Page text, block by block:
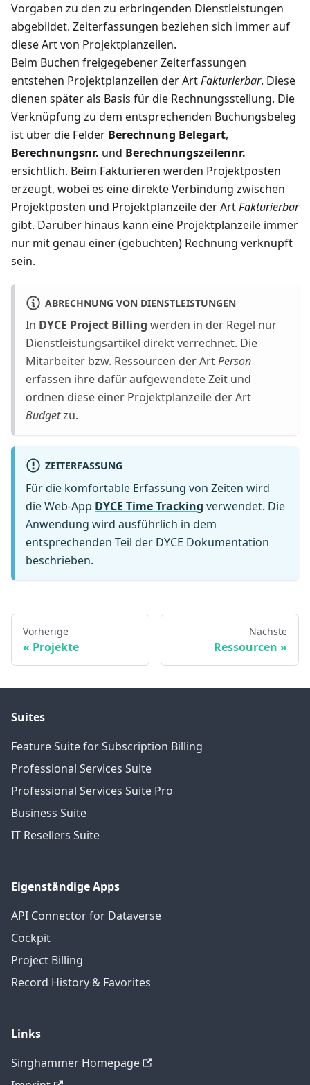
Vorgaben zu den zu erbringenden Dienstleistungen
abgebildet. Zeiterfassungen beziehen sich immer auf
diese Art von Projektplanzeilen.
Beim Buchen freigegebener Zeiterfassungen
entstehen Projektplanzeilen der ArtFakturierbar. Diese
dienen später als Basis für die Rechnungsstellung. Die
Verknüpfung zu dem entsprechenden Buchungsbeleg
ist über die Felder Berechnung Belegart,
Berechnungsnr. und Berechnungszeilennr.
ersichtlich. Beim Fakturieren werden Projektposten
erzeugt, wobei es eine direkte Verbindung zwischen
Projektposten und Projektplanzeile der ArtFakturierbar
gibt. Darüber hinaus kann eine Projektplanzeile immer
nur mit genau einer (gebuchten) Rechnung verknüpft
sein.
ABRECHNUNG VON DIENSTLEISTUNGEN
In DYCE Project Billing werden in der Regel nur
Dienstleistungsartikel direkt verrechnet. Die
Mitarbeiter bzw. Ressourcen der ArtPerson
erfassen ihre dafür aufgewendete Zeit und
ordnen diese einer Projektplanzeile der Art
Budgetzu.
ZEITERFASSUNG
Für die komfortable Erfassung von Zeiten wird
die Web-App DYCE Time Tracking verwendet. Die
Anwendung wird ausführlich in dem
entsprechenden Teil der DYCE Dokumentation
beschrieben.
Vorherige
Projekte
Nächste
Ressourcen
Suites
Feature Suite for Subscription Billing
Professional Services Suite
Professional Services Suite Pro
Business Suite
IT Resellers Suite
Eigenständige Apps
API Connector for Dataverse
Cockpit
Project Billing
Record History & Favorites
Links
Singhammer Homepage